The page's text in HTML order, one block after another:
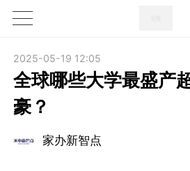
1X
2025-05-19 12:05
全球哪些大学最盛产
豪？
家办新智点